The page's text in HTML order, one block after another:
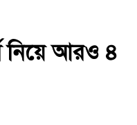
নিয়ে আরও ৪